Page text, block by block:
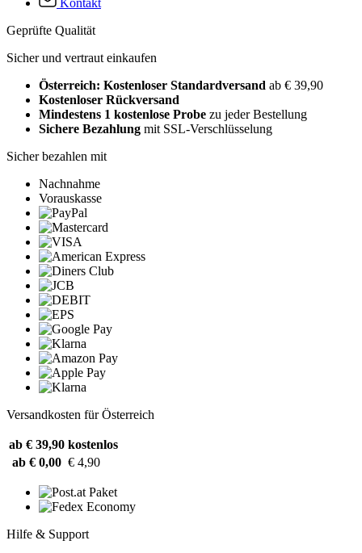
Geprüfte Qualität
Sicher und vertraut einkaufen
Österreich: Kostenloser Standardversand ab € 39,90
Kostenloser Rückversand
Mindestens 1 kostenlose Probe zu jeder Bestellung
Sichere Bezahlung mit SSL-Verschlüsselung
Sicher bezahlen mit
Nachnahme
Vorauskasse
Versandkosten für Österreich
ab € 39,90 kostenlos
ab € 0,00 € 4,90
Hilfe & Support